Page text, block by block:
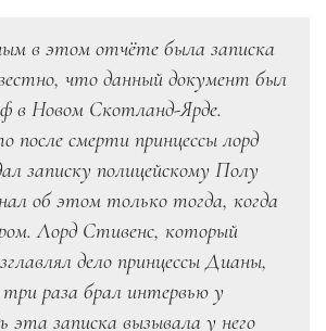
в этом отчёте была записка
что данный документ был
в Новом Скотланд-Ярде.
после смерти принцессы лорд
записку полицейскому Полу
об этом только тогда, когда
Лорд Стивенс, который
дело принцессы Дианы,
раза брал интервью у
эта записка вызывала у него